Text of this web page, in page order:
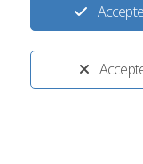
Disclaimer